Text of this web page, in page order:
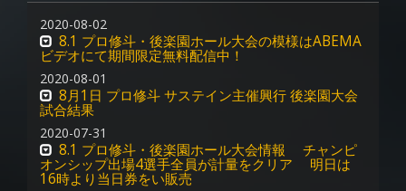
2020-08-02
8.1 プロ修斗・後楽園ホール大会の模様はABEMA
ビデオにて期間限定無料配信中！
2020-08-01
8月1日 プロ修斗 サステイン主催興行 後楽園大会
試合結果
2020-07-31
8.1 プロ修斗・後楽園ホール大会情報 チャンピ
オンシップ出場4選手全員が計量をクリア 明日は
16時より当日券をい販売